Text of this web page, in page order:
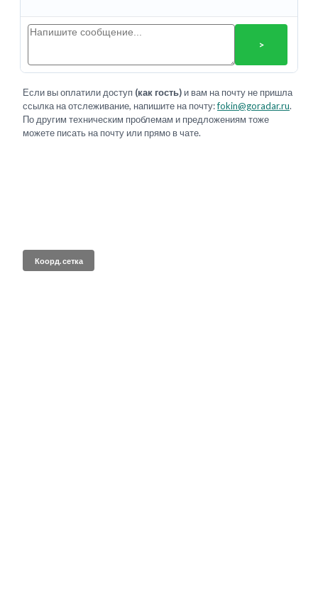
>
Если вы оплатили доступ (как гость) и вам на почту не пришла
ссылка на отслеживание, напишите на почту:fokin@goradar.ru.
По другим техническим проблемам и предложениям тоже
можете писать на почту или прямо в чате.
Коорд. сетка